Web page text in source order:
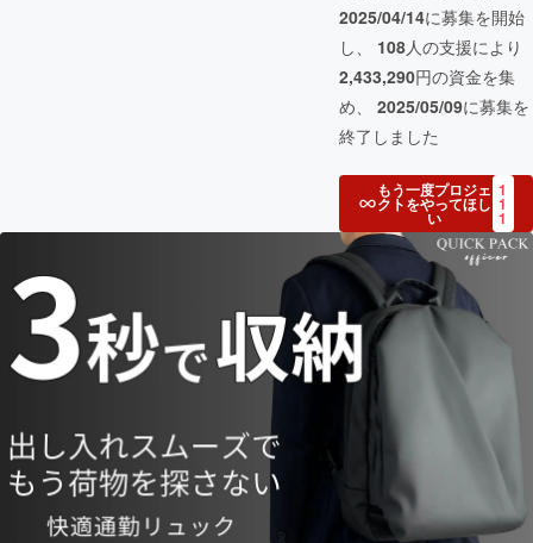
2025/04/14に募集を開始
し、 108人の支援により
2,433,290円の資金を集
め、 2025/05/09に募集を
終了しました
もう一度プロジェ
クトをやってほし
い
1
1
1